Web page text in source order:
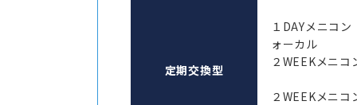
定期交換型
１DAYメニコ
ォーカル
２WEEKメニ
２WEEKメニ